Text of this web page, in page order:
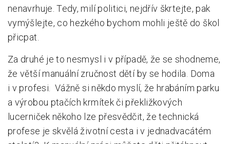
nenavrhuje. Tedy, milí politici, nejdřív škrtejte, pak
vymýšlejte, co hezkého bychom mohli ještě do škol
přicpat.
Za druhé je to nesmysl i v případě, že se shodneme,
že větší manuální zručnost dětí by se hodila. Doma
i v profesi. Vážně si někdo myslí, že hrabáním parku
a výrobou ptačích krmítek či překližkových
lucerniček někoho lze přesvědčit, že technická
profese je skvělá životní cesta i v jednadvacátém